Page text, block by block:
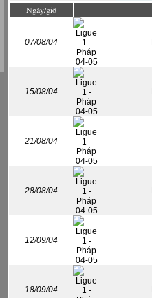
Ngày/giờ
07/08/04
15/08/04
21/08/04
28/08/04
12/09/04
18/09/04